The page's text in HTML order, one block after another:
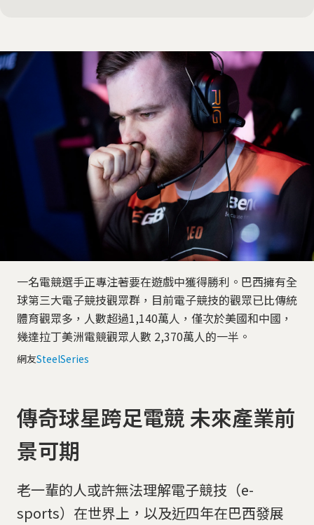
一名電競選手正專注著要在遊戲中獲得勝利。巴西擁有全
球第三大電子競技觀眾群，目前電子競技的觀眾已比傳統
體育觀眾多，人數超過1,140萬人，僅次於美國和中國，
幾達拉丁美洲電競觀眾人數 2,370萬人的一半。
網友SteelSeries
傳奇球星跨足電競 未來產業前
景可期
老一輩的人或許無法理解電子競技（e-
sports）在世界上，以及近四年在巴西發展